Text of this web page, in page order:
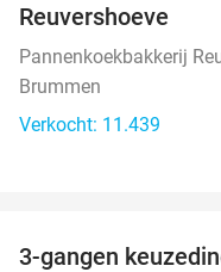
Reuvershoeve
Pannenkoekbakkerij
Brummen
Verkocht: 11.439
3-gangen